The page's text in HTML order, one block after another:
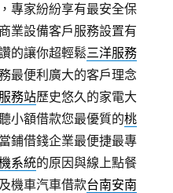
專家紛紛享有最安全保
商業設備客戶服務設置有
的讓你超輕鬆三洋服務
最便利廣大的客戶理念
務站歷史悠久的家電大
小額借款您最優質的桃
鋪借錢企業最便捷最專
系統的原因與線上點餐
機車汽車借款台南安南